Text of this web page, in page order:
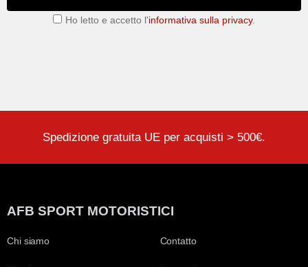
Ho letto e accetto l'informativa sulla privacy.
Spedizione gratuita UE per acquisti > 500€.
AFB SPORT MOTORISTICI
Chi siamo Contatto